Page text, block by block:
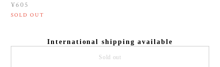
¥605
SOLD OUT
International shipping available
Sold out